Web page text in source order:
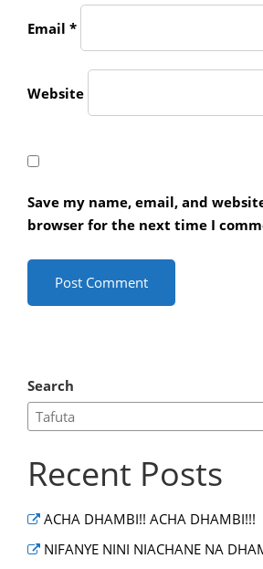
Email *
Website
Save my name, email, and
browser for the next time I
Search
Recent Posts
ACHA DHAMBI!! ACHA DHAMBI!!!
NIFANYE NINI NIACHANE NA